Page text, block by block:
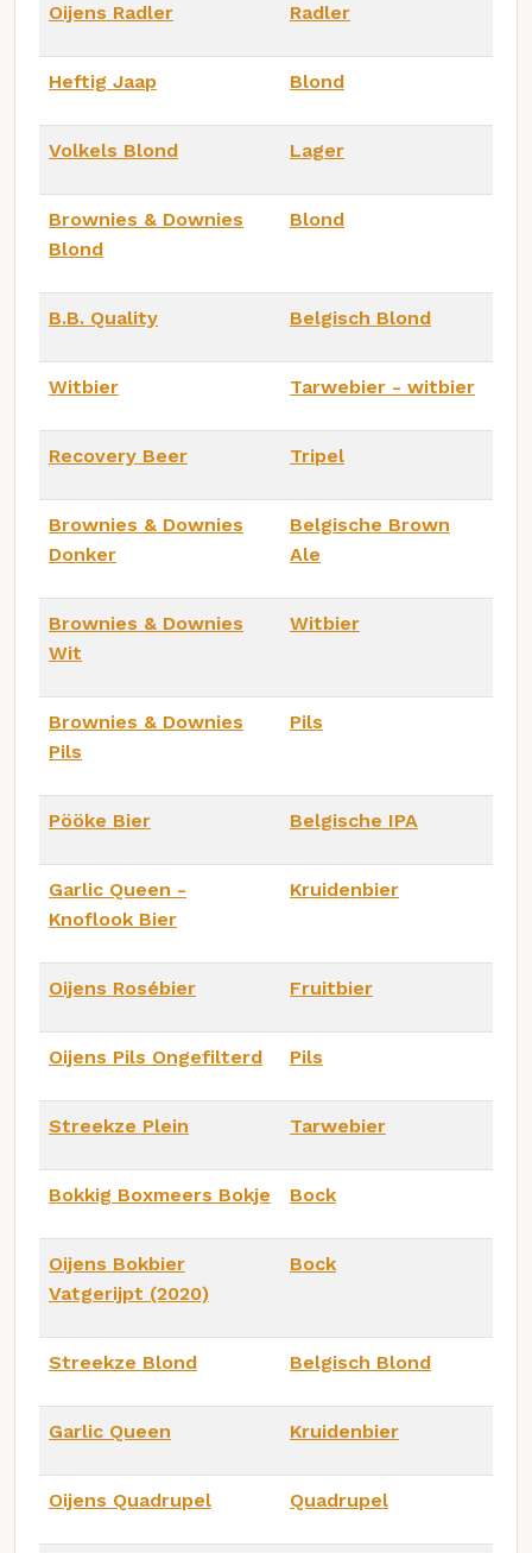
Oijens Radler Radler
Heftig Jaap Blond
Volkels Blond Lager
Brownies & Downies
Blond
Blond
B.B. Quality Belgisch Blond
Witbier Tarwebier - witbier
Recovery Beer Tripel
Brownies & Downies
Donker
Belgische Brown
Ale
Brownies & Downies
Wit
Witbier
Brownies & Downies
Pils
Pils
Pööke Bier Belgische IPA
Garlic Queen -
Knoflook Bier
Kruidenbier
Oijens Rosébier Fruitbier
Oijens Pils Ongefilterd Pils
Streekze Plein Tarwebier
Bokkig Boxmeers Bokje Bock
Oijens Bokbier
Vatgerijpt (2020)
Bock
Streekze Blond Belgisch Blond
Garlic Queen Kruidenbier
Oijens Quadrupel Quadrupel